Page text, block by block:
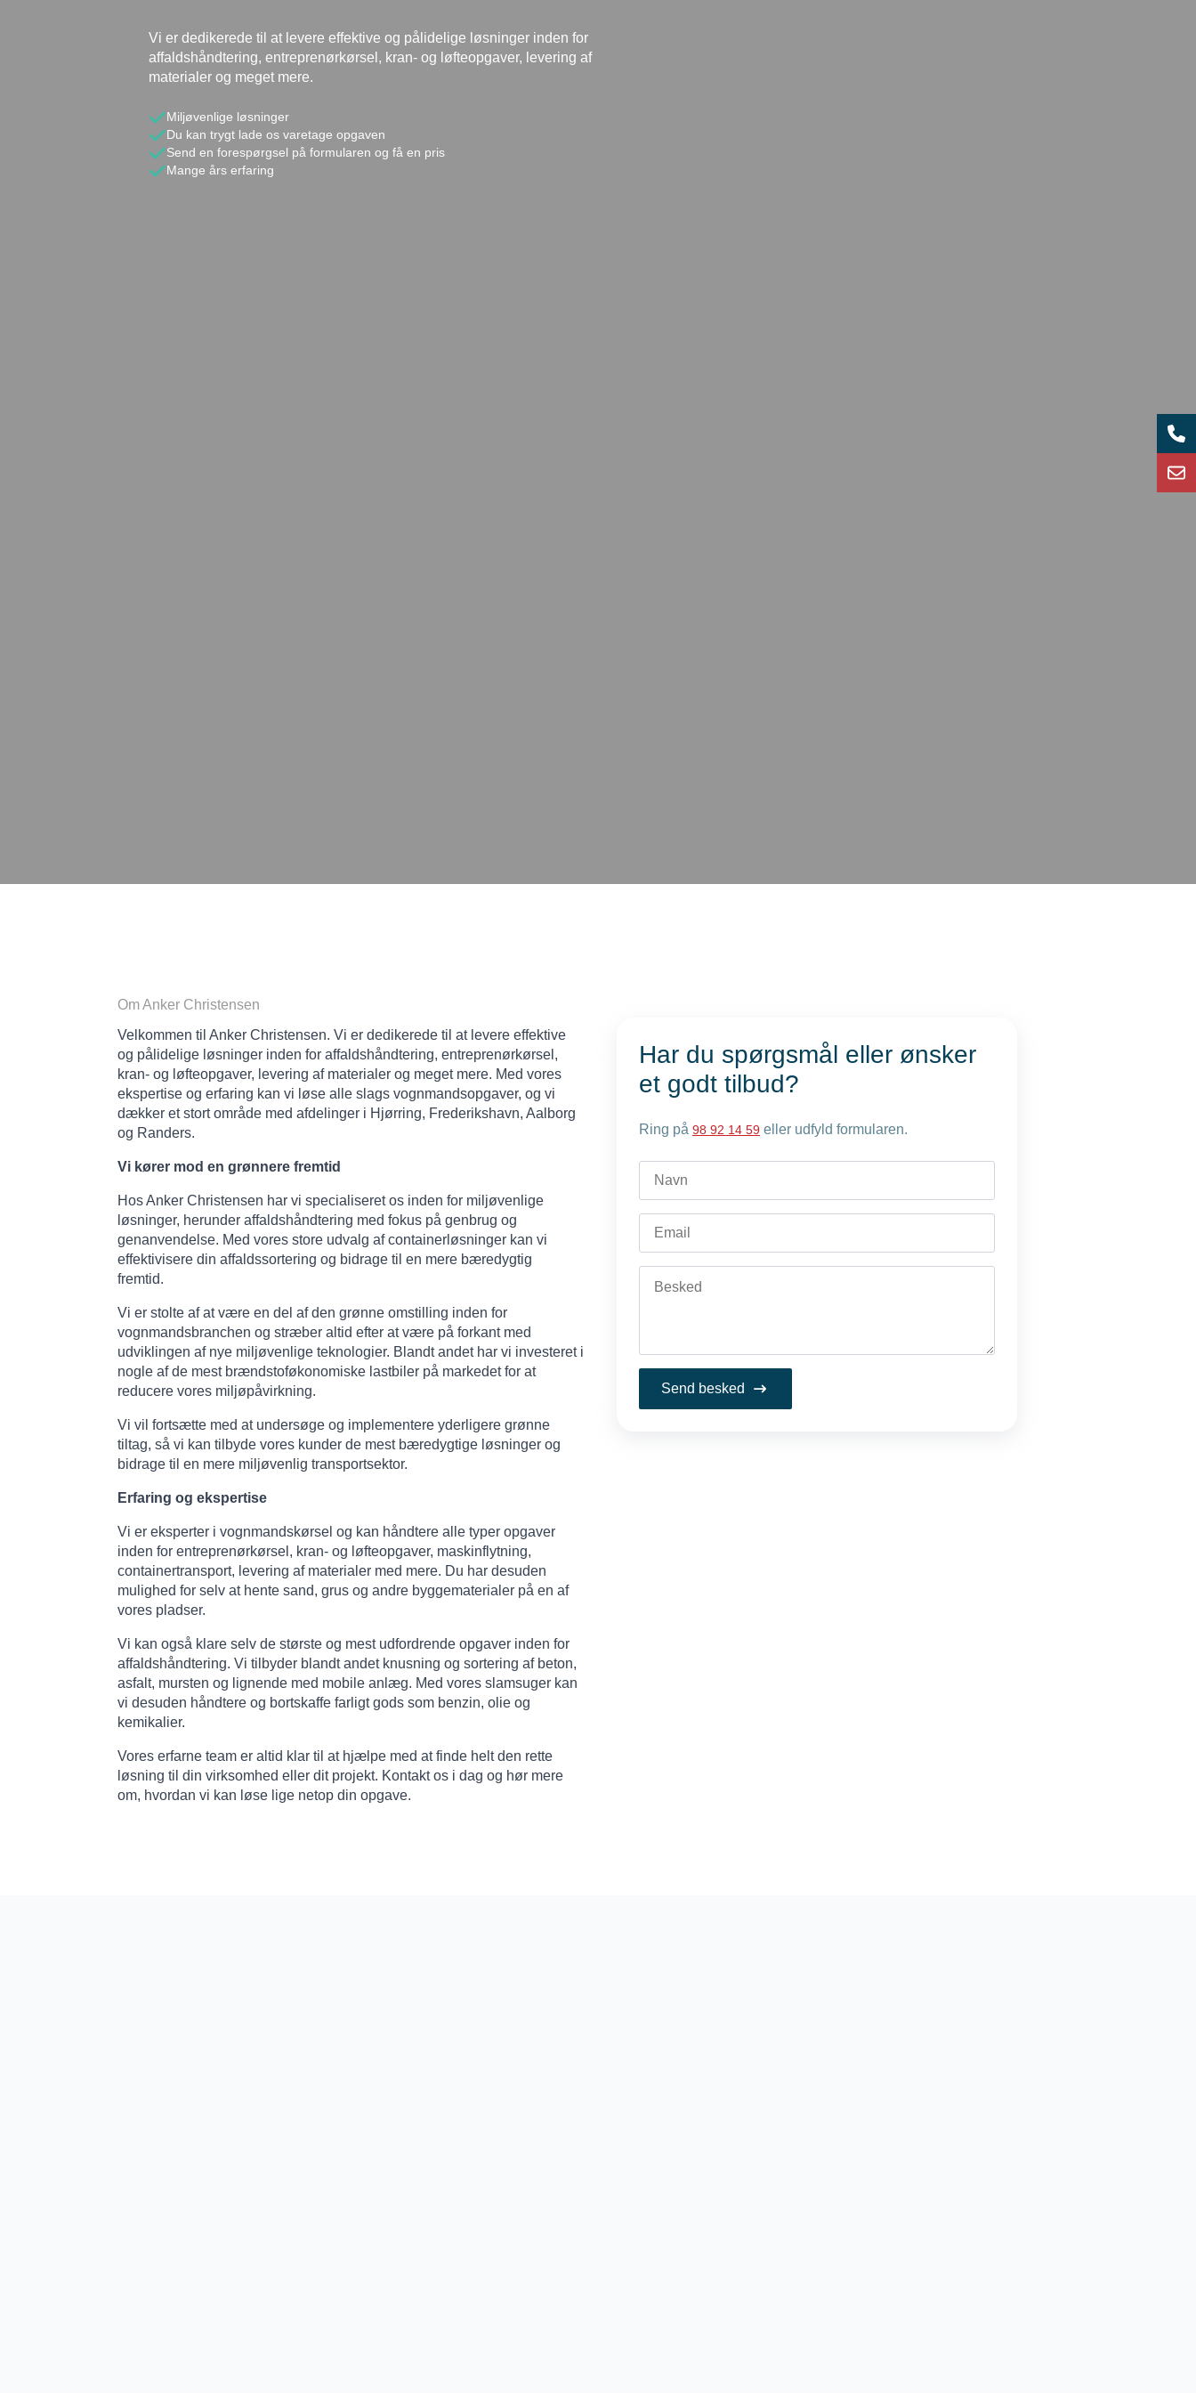
Vi er dedikerede til at levere effektive og pålidelige løsninger inden for
affaldshåndtering, entreprenørkørsel, kran- og løfteopgaver, levering af
materialer og meget mere.
Miljøvenlige løsninger
Du kan trygt lade os varetage opgaven
Send en forespørgsel på formularen og få en pris
Mange års erfaring
Om Anker Christensen
Velkommen til Anker Christensen. Vi er dedikerede til at levere effektive
og pålidelige løsninger inden for affaldshåndtering, entreprenørkørsel,
kran- og løfteopgaver, levering af materialer og meget mere. Med vores
ekspertise og erfaring kan vi løse alle slags vognmandsopgaver, og vi
dækker et stort område med afdelinger i Hjørring, Frederikshavn, Aalborg
og Randers.
Vi kører mod en grønnere fremtid
Hos Anker Christensen har vi specialiseret os inden for miljøvenlige
løsninger, herunder affaldshåndtering med fokus på genbrug og
genanvendelse. Med vores store udvalg af containerløsninger kan vi
effektivisere din affaldssortering og bidrage til en mere bæredygtig
fremtid.
Vi er stolte af at være en del af den grønne omstilling inden for
vognmandsbranchen og stræber altid efter at være på forkant med
udviklingen af nye miljøvenlige teknologier. Blandt andet har vi investeret i
nogle af de mest brændstoføkonomiske lastbiler på markedet for at
reducere vores miljøpåvirkning.
Vi vil fortsætte med at undersøge og implementere yderligere grønne
tiltag, så vi kan tilbyde vores kunder de mest bæredygtige løsninger og
bidrage til en mere miljøvenlig transportsektor.
Erfaring og ekspertise
Vi er eksperter i vognmandskørsel og kan håndtere alle typer opgaver
inden for entreprenørkørsel, kran- og løfteopgaver, maskinflytning,
containertransport, levering af materialer med mere. Du har desuden
mulighed for selv at hente sand, grus og andre byggematerialer på en af
vores pladser.
Vi kan også klare selv de største og mest udfordrende opgaver inden for
affaldshåndtering. Vi tilbyder blandt andet knusning og sortering af beton,
asfalt, mursten og lignende med mobile anlæg. Med vores slamsuger kan
vi desuden håndtere og bortskaffe farligt gods som benzin, olie og
kemikalier.
Vores erfarne team er altid klar til at hjælpe med at finde helt den rette
løsning til din virksomhed eller dit projekt. Kontakt os i dag og hør mere
om, hvordan vi kan løse lige netop din opgave.
Har du spørgsmål eller ønsker
et godt tilbud?
Ring på 98 92 14 59 eller udfyld formularen.
Send besked